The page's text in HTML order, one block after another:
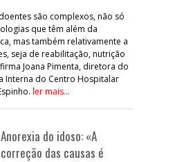
são complexos, não só
que têm além da
mas também relativamente a
seja de reabilitação, nutrição
Joana Pimenta, diretora do
Interna do Centro Hospitalar
ler mais...
Anorexia do idoso: «A
correção das causas é